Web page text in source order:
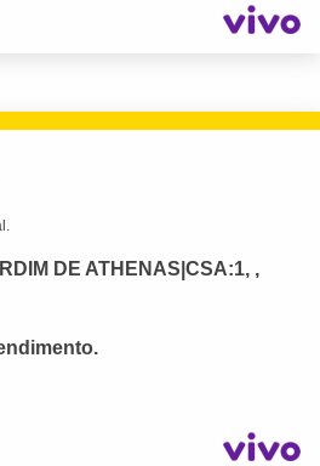
DE ATHENAS|CSA:1, ,